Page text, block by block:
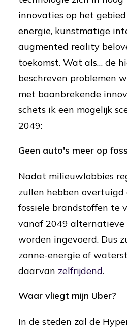
innovaties op het
energie, kunstmatige
augmented reality
toekomst. Wat als… de
beschreven problemen
met baanbrekende
schets ik een mogelijk
2049:
Geen auto's meer op
Nadat milieuwlobbies
zullen hebben overtuigd
fossiele brandstoffen te
vanaf 2049 alternatieve
worden ingevoerd. Dus
zonne-energie of
daarvan zelfrijdend.
Waar vliegt mijn Uber?
In de steden zal de